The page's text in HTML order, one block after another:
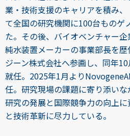
業・技術支援のキャリアを積み
て全国の研究機関に100台ものゲ
た。その後、バイオベンチャー
純水装置メーカーの事業部長を
ジーン株式会社へ参画し、同年
就任。2025年1月より
任。研究現場の課題に寄り添い
研究の発展と国際競争力の向上
と技術革新に尽力している。